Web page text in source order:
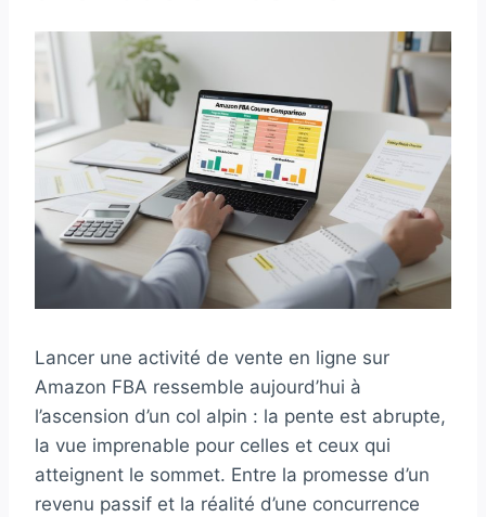
Lancer une activité de vente en ligne sur
Amazon FBA ressemble aujourd’hui à
l’ascension d’un col alpin : la pente est abrupte,
la vue imprenable pour celles et ceux qui
atteignent le sommet. Entre la promesse d’un
revenu passif et la réalité d’une concurrence